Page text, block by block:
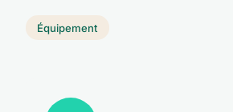
Équipement